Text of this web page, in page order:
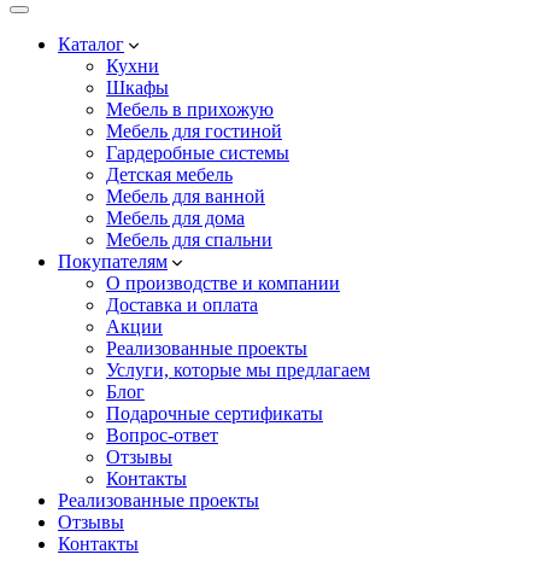
Каталог
Кухни
Шкафы
Мебель в прихожую
Мебель для гостиной
Гардеробные системы
Детская мебель
Мебель для ванной
Мебель для дома
Мебель для спальни
Покупателям
О производстве и компании
Доставка и оплата
Акции
Реализованные проекты
Услуги, которые мы предлагаем
Блог
Подарочные сертификаты
Вопрос-ответ
Отзывы
Контакты
Реализованные проекты
Отзывы
Контакты